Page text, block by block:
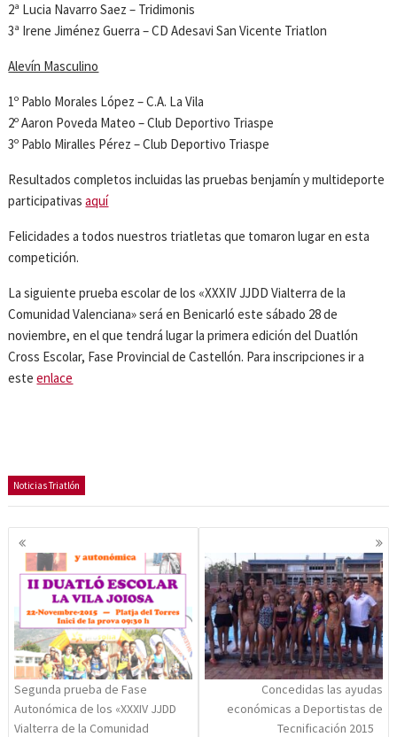
2ª Lucia Navarro Saez – Tridimonis
3ª Irene Jiménez Guerra – CD Adesavi San Vicente Triatlon
Alevín Masculino
1º Pablo Morales López – C.A. La Vila
2º Aaron Poveda Mateo – Club Deportivo Triaspe
3º Pablo Miralles Pérez – Club Deportivo Triaspe
Resultados completos incluidas las pruebas benjamín y multideporte
participativasaquí
Felicidades a todos nuestros triatletas que tomaron lugar en esta
competición.
La siguiente prueba escolar de los «XXXIV JJDD Vialterra de la
Comunidad Valenciana» será en Benicarló este sábado 28 de
noviembre, en el que tendrá lugar la primera edición del Duatlón
Cross Escolar, Fase Provincial de Castellón. Para inscripciones ir a
esteenlace
Noticias Triatlón
Navegación
de
entradas
Segunda prueba de Fase
Autonómica de los «XXXIV JJDD
Vialterra de la Comunidad
Concedidas las ayudas
económicas a Deportistas de
Tecnificación 2015